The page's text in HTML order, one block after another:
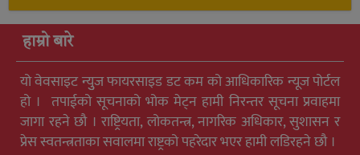
हाम्रो बारे
यो वेवसाइट न्युुज फायरसाइड डट कम को आधिकारिक न्यूज पोर्टल
हो । तपाईको सूचनाको भोक मेट्न हामी निरन्तर सूचना प्रवाहमा
जागा रहने छौ । राष्ट्रियता, लोकतन्त्र, नागरिक अधिकार, सुशासन र
प्रेस स्वतन्त्रताका सवालमा राष्ट्रको पहरेदार भएर हामी लडिरहने छौ ।